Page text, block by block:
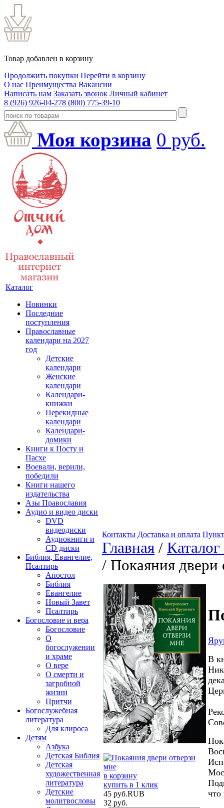
Товар добавлен в корзину
Продолжить покупки Перейти в корзину
О нас Преимущества Вакансии
Написать нам Заказать звонок Личный кабинет
8 (926) 926-04-278 (800) 775-39-10
Моя корзина 0 руб.
Каталог
Новинки
Последние
поступления
Православные
календари на 2027
год
Детские
календари
Женские
календари
Календари-
книжки
Перекидные
календари
Календари-
домики
Книги к Посту и
Пасхе
Воевали, верили,
победили
Книги нашего
издательства
Азы Православия
Аудио и видео диски
DVD
видеодиски
Аудиокниги и
CD диски
Библия, Евангелие,
Псалтирь
Апостол
Библия
Евангелие
Новый Завет
Псалтирь
Богословие и вера
Богословие
О
богослужении
и храме
О вере
О смерти и
загробной
жизни
Притчи
Богослужебная
литература
Для клироса
Детям
Азбука
Детская Библия
Детская
художественная
литература
Детские
молитвословы
Контакты Доставка и оплата
Главная /
/ Покаяния двери
в корзину
купить в 1 клик
45 руб.RUB
32 руб.
В